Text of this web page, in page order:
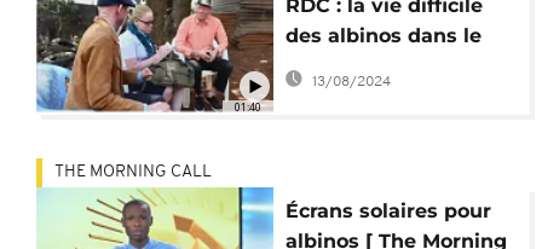
01:40
RDC : la vie difficile
des albinos dans le
Sud-Kivu
13/08/2024
THE MORNING CALL
Écrans solaires pour
albinos [ The Morning